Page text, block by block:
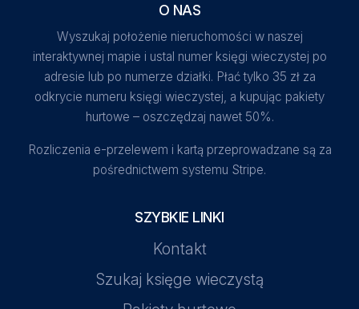
O NAS
Wyszukaj położenie nieruchomości w naszej
interaktywnej mapie i ustal numer księgi wieczystej po
adresie lub po numerze działki. Płać tylko 35 zł za
odkrycie numeru księgi wieczystej, a kupując pakiety
hurtowe – oszczędzaj nawet 50%.
Rozliczenia e-przelewem i kartą przeprowadzane są za
pośrednictwem systemu Stripe.
SZYBKIE LINKI
Kontakt
Szukaj księge wieczystą